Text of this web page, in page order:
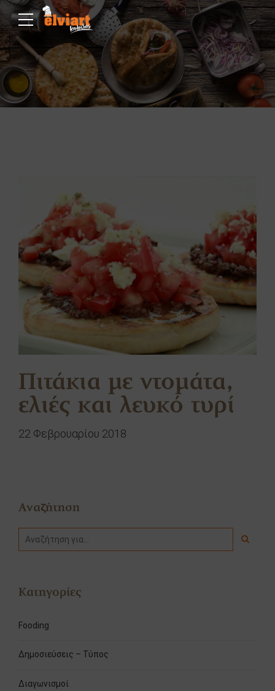
Πιτάκια με ντομάτα,
ελιές και λευκό τυρί
22 Φεβρουαρίου 2018
Αναζήτηση
Κατηγορίες
Fooding
Δημοσιεύσεις – Τύπος
Διαγωνισμοί